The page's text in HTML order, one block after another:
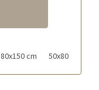
80x150 cm 50x80 cm